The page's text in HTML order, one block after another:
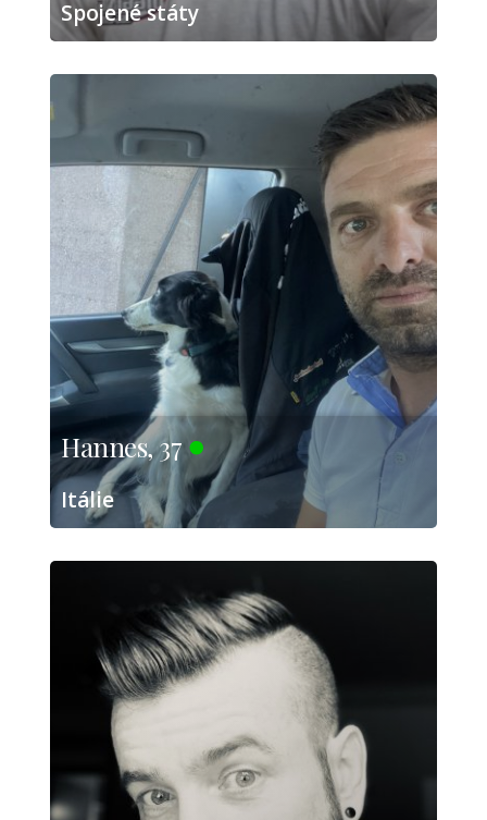
Spojené státy
Hannes, 37
Itálie